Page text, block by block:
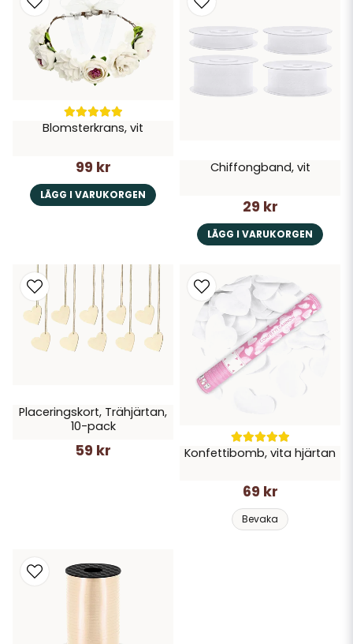
Blomsterkrans, vit
99 kr
LÄGG I VARUKORGEN
Chiffongband, vit
29 kr
LÄGG I VARUKORGEN
Placeringskort, Trähjärtan,
10-pack
59 kr Konfettibomb, vita hjärtan
69 kr
Bevaka